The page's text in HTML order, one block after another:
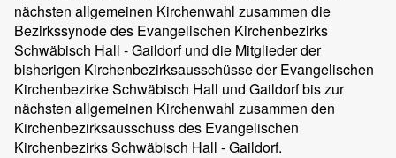
nächsten allgemeinen Kirchenwahl zusammen die
Bezirkssynode des Evangelischen Kirchenbezirks
Schwäbisch Hall - Gaildorf und die Mitglieder der
bisherigen Kirchenbezirksausschüsse der Evangelischen
Kirchenbezirke Schwäbisch Hall und Gaildorf bis zur
nächsten allgemeinen Kirchenwahl zusammen den
Kirchenbezirksausschuss des Evangelischen
Kirchenbezirks Schwäbisch Hall - Gaildorf.